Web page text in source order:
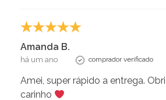
Amanda B.
há um ano comprador verificado
Amei, super rápido a entrega.
carinho